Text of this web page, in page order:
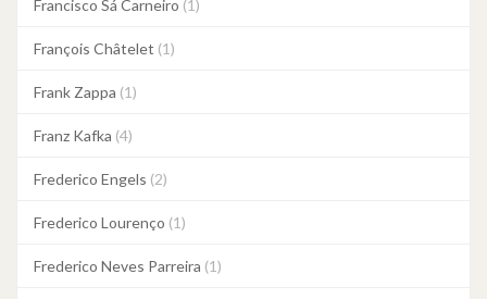
Francisco Sá Carneiro (1)
François Châtelet (1)
Frank Zappa (1)
Franz Kafka (4)
Frederico Engels (2)
Frederico Lourenço (1)
Frederico Neves Parreira (1)